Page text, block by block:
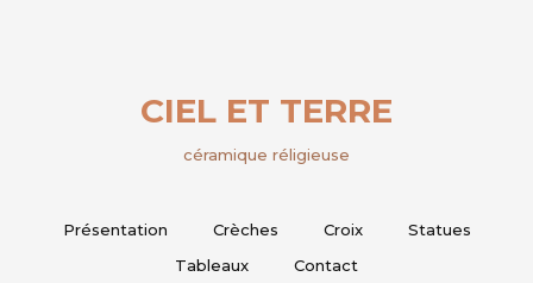
CIEL ET TERRE
céramique réligieuse
Présentation Crèches Croix
Statues
Tableaux
Contact